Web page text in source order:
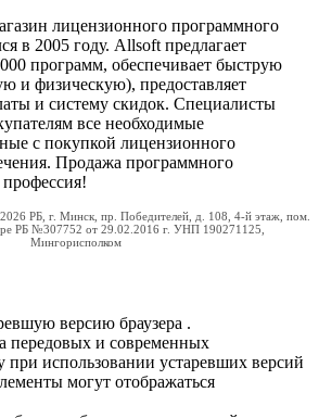
лицензионного программного
в 2005 году. Allsoft предлагает
программ, обеспечивает быструю
и физическую), предоставляет
и систему скидок. Специалисты
все необходимые
с покупкой лицензионного
Продажа программного
РБ, г. Минск, пр. Победителей, д. 108, 4-й этаж, пом.
РБ №307752 от 29.02.2016 г. УНП 190271125,
Мингорисполком
версию браузера .
передовых и современных
при использовании устаревших версий
могут отображаться